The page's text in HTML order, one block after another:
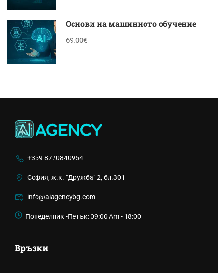
Основи на машинното обучение
69.00€
+359 8770840954
София, ж.к. "Дружба" 2, бл.301
info@aiagencybg.com
Понеделник -Петък: 09:00 Am - 18:00
Връзки